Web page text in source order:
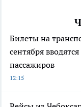
Билеты на
сентября
пассажиров
12:15